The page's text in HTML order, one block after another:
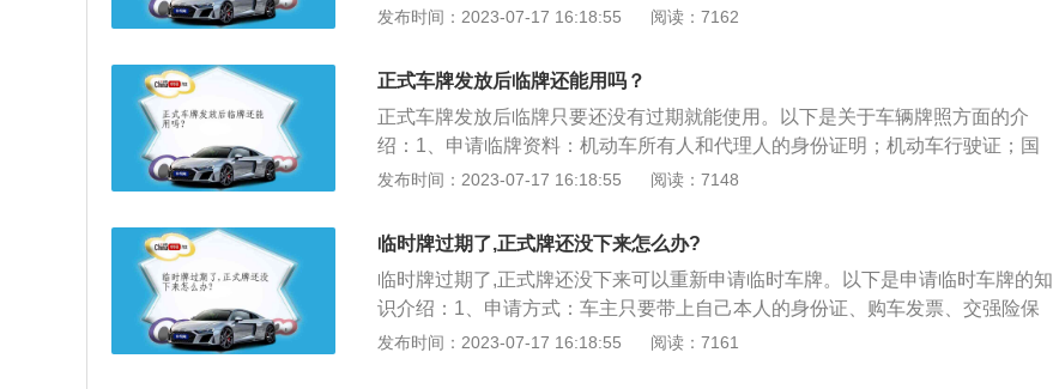
产机车整车出厂合格证和进口机动车进口合格证；车辆识别号（车架号）和发动
安车管部门发放的临时车辆行驶证明。适用于新车没有正式牌照之前开车上路的
时间段，一般情况下临时牌照的期限是30天。
发布时间：2023-07-17 16:18:55 阅读：7162
正式车牌发放后临牌还能用吗？
正式车牌发放后临牌只要还没有过期就能使用。以下是关于车辆牌照方面的介
绍：1、申请临牌资料：机动车所有人和代理人的身份证明；机动车行驶证；国
产机车整车出厂合格证和进口机动车进口合格证；车辆识别号（车架号）和发动
安车管部门发放的临时车辆行驶证明。适用于新车没有正式牌照之前开车上路的
时间段，一般情况下临时牌照的期限是30天。
发布时间：2023-07-17 16:18:55 阅读：7148
临时牌过期了,正式牌还没下来怎么办?
临时牌过期了,正式牌还没下来可以重新申请临时车牌。以下是申请临时车牌的知
识介绍：1、申请方式：车主只要带上自己本人的身份证、购车发票、交强险保
单(副本)及车辆出厂合格证原件以及复印件，然后前往车管所窗口办理临时车牌
发布时间：2023-07-17 16:18:55 阅读：7161